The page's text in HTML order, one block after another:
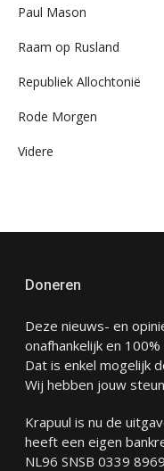
Paul Mason
Raam op Rusland
Republiek Allochtonië
Rode Morgen
Videre
Doneren
Deze nieuws- en
onafhankelijk en
Dat is enkel mogelijk
Wij hebben jouw
Krapuul is nu de
heeft een eigen
NL96 SNSB 0339